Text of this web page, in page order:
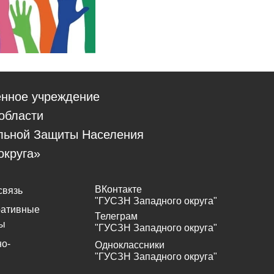
учреждение
Защиты Населения
ВКонтакте
"ГУСЗН Западного округа"
Телеграм
"ГУСЗН Западного округа"
Одноклассники
"ГУСЗН Западного округа"